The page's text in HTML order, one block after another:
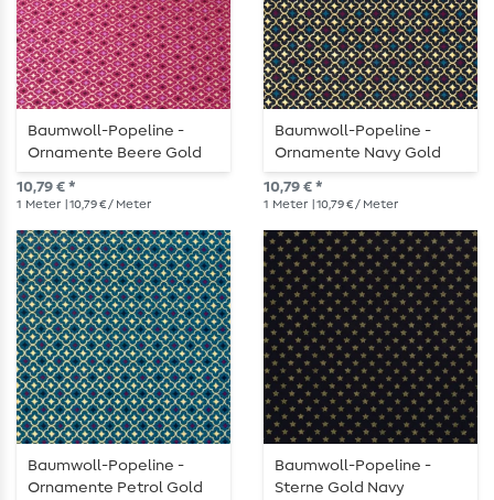
Baumwoll-Popeline -
Ornamente Beere Gold
10,79 € *
1 Meter | 10,79 € / Meter
Baumwoll-Popeline -
Ornamente Navy Gold
10,79 € *
1 Meter | 10,79 € / Meter
Baumwoll-Popeline -
Ornamente Petrol Gold
Baumwoll-Popeline -
Sterne Gold Navy